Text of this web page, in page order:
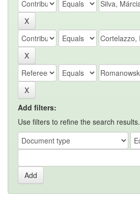
Add filters:
Use filters to refine the search results.